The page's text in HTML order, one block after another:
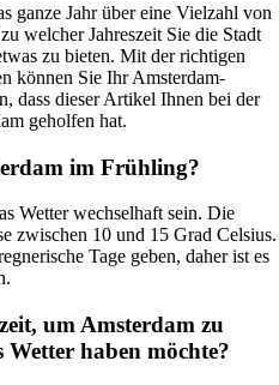
ganze Jahr über eine Vielzahl von
welcher Jahreszeit Sie die Stadt
zu bieten. Mit der richtigen
können Sie Ihr Amsterdam-
dass dieser Artikel Ihnen bei der
geholfen hat.
im Frühling?
Wetter wechselhaft sein. Die
zwischen 10 und 15 Grad Celsius.
Tage geben, daher ist es
um Amsterdam zu
Wetter haben möchte?